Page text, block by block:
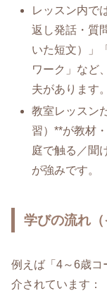
レッスン内で
返し発話・質
いた短文）」
ワーク」など
夫があります。
教室レッスン
習）**が教材
庭で触る／聞
が強みです。
学びの流れ（
例えば「4～6歳コ
介されています：